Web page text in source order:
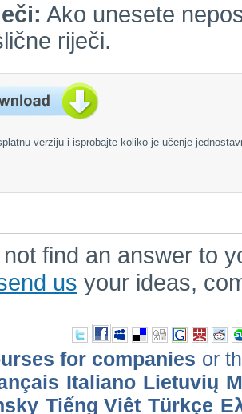
Ako unesete
riječi.
verziju i isprobajte koliko je učenje
find an answer to
us your ideas,
for companies or
Italiano Lietuvių
Tiếng Việt Türkçe